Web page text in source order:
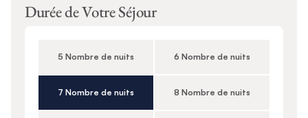
Durée de Votre Séjour
5 Nombre de nuits 6 Nombre de nuits
7 Nombre de nuits 8 Nombre de nuits